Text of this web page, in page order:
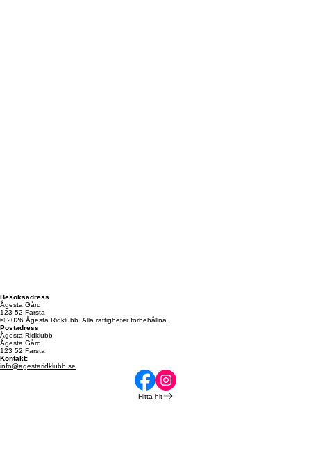
Besöksadress
Ågesta Gård
123 52 Farsta
© 2026 Ågesta Ridklubb. Alla rättigheter förbehållna.
Postadress
Ågesta Ridklubb
Ågesta Gård
123 52 Farsta
Kontakt: